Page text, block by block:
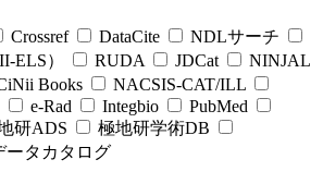
Crossref DataCite
NDLサーチ
ELS）
RUDA JDCat
NINJAL
Books
NACSIS-CAT/ILL
e-Rad Integbio
PubMed
研ADS
極地研学術DB
ータカタログ